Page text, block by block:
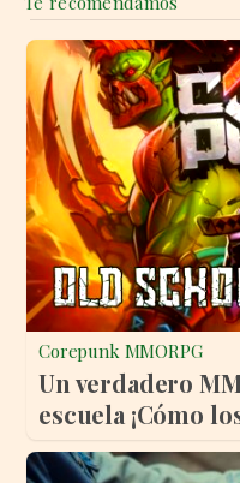
Corepunk MMORPG
Un verdadero
escuela ¡Cómo